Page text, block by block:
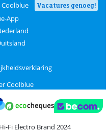
Vacatures genoeg!
App
Coolblue
via ClickToPay
met PayPal
Fi Electro Brand 2024